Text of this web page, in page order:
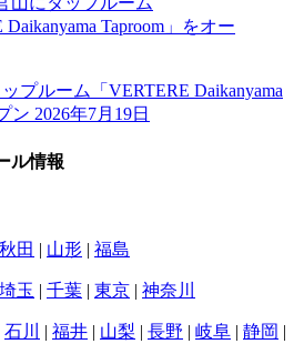
プルーム「VERTERE Daikanyama
ン 2026年7月19日
ル情報
秋田 | 山形 | 福島
埼玉 | 千葉 | 東京 | 神奈川
石川 | 福井 | 山梨 | 長野 | 岐阜 | 静岡 |